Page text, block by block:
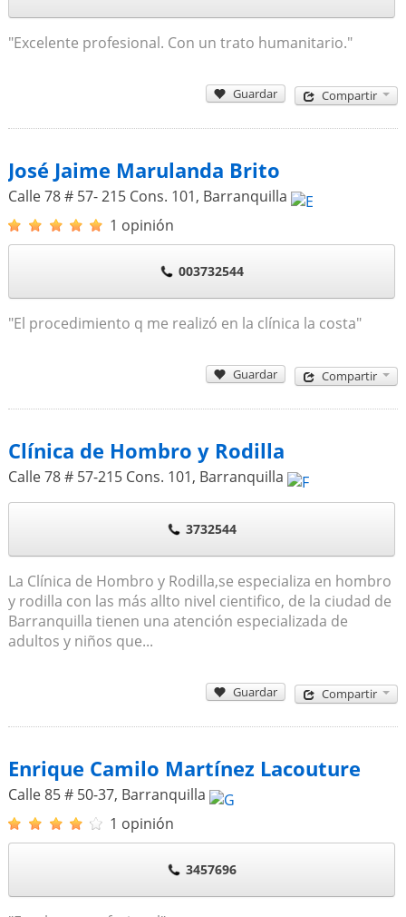
"Excelente profesional. Con un trato humanitario."
Guardar Compartir
José Jaime Marulanda Brito
Calle 78 # 57- 215 Cons. 101, Barranquilla
1 opinión
003732544
"El procedimiento q me realizó en la clínica la costa"
Guardar Compartir
Clínica de Hombro y Rodilla
Calle 78 # 57-215 Cons. 101, Barranquilla
3732544
La Clínica de Hombro y Rodilla,se especializa en hombro
y rodilla con las más allto nivel cientifico, de la ciudad de
Barranquilla tienen una atención especializada de
adultos y niños que...
Guardar Compartir
Enrique Camilo Martínez Lacouture
Calle 85 # 50-37, Barranquilla
1 opinión
3457696